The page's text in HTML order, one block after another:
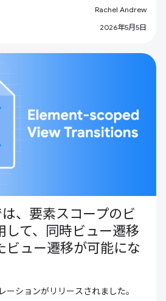
Rachel Andrew
2026年5月5日
、要素スコープのビ
して、同時ビュー遷移
ビュー遷移が可能にな
ーションがリリースされました。